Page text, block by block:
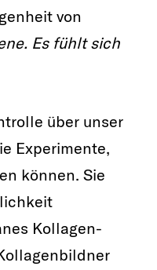
von
Es fühlt sich
über unser
Experimente,
können. Sie
Kollagen-